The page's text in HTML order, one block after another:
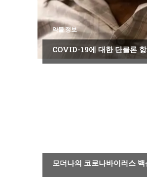
약물 정보
COVID-19에 대한 단클론
모더나의 코로나바이러스